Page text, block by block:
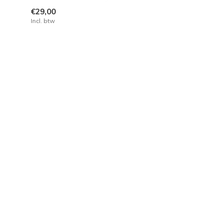
€29,00
Incl. btw